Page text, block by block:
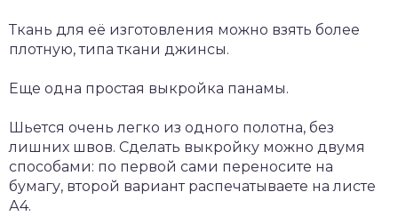
Ткань для её изготовления можно взять более
плотную, типа ткани джинсы.
Еще одна простая выкройка панамы.
Шьется очень легко из одного полотна, без
лишних швов. Сделать выкройку можно двумя
способами: по первой сами переносите на
бумагу, второй вариант распечатываете на листе
А4.